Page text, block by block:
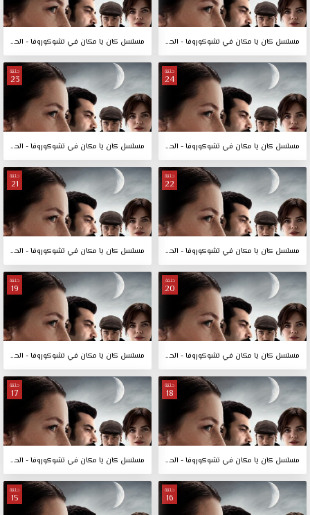
مسلسل كان يا مكان في تشوكوروفا - الحلقة 26 مسلسل كان يا مكان في تشوكوروفا - الحلقة 25
حلقة
24
مسلسل كان يا مكان في تشوكوروفا - الحلقة 24
حلقة
23
مسلسل كان يا مكان في تشوكوروفا - الحلقة 23
حلقة
22
مسلسل كان يا مكان في تشوكوروفا - الحلقة 22
حلقة
21
مسلسل كان يا مكان في تشوكوروفا - الحلقة 21
حلقة
20
مسلسل كان يا مكان في تشوكوروفا - الحلقة 20
حلقة
19
مسلسل كان يا مكان في تشوكوروفا - الحلقة 19
حلقة
18
مسلسل كان يا مكان في تشوكوروفا - الحلقة 18
حلقة
17
مسلسل كان يا مكان في تشوكوروفا - الحلقة 17
حلقة
16
حلقة
15